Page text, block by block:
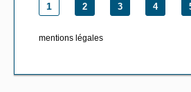
1 2 3 4
mentions légales